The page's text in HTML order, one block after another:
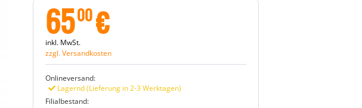
6500€
inkl. MwSt.
zzgl. Versandkosten
Onlineversand:
Lagernd (Lieferung in 2-3 Werktagen)
Filialbestand: